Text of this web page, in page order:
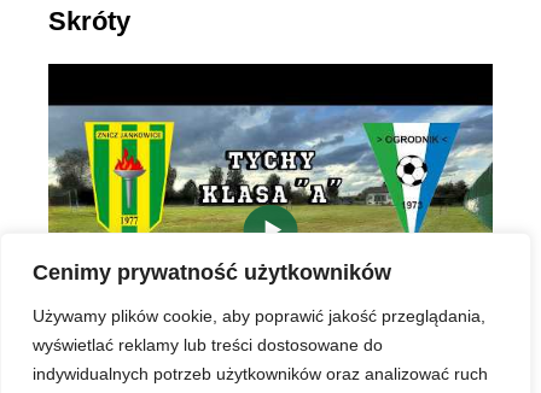
Cenimy prywatność użytkowników
Używamy plików cookie, aby poprawić jakość przeglądania,
wyświetlać reklamy lub treści dostosowane do
indywidualnych potrzeb użytkowników oraz analizować ruch
Skróty
▶